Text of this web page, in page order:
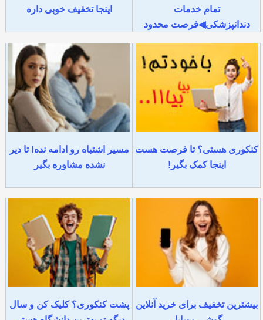
تمام خدمات
دندانپزشکی◀فرصت محدود
اینجا تخفیف خوبی داره
کنکوری هستی؟ تا فرصت هست
اینجا کمک بگیر!
مسیر اشتباه رو ادامه نده! تا دیر
نشده مشاوره بگیر
بیشترین تخفیف برای خرید آنلاین
پشت کنکوری؟ کلیک کن و سال